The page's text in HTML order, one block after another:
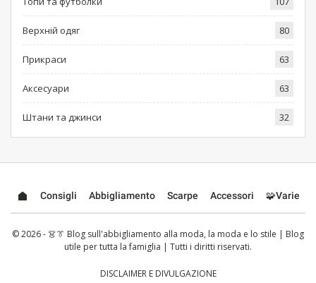
Верхній одяг 80
Прикраси 63
Аксесуари 63
Штани та джинси 32
Consigli Abbigliamento Scarpe Accessori 🧩Varie
© 2026 - 👗👔 Blog sull'abbigliamento alla moda, la moda e lo stile | Blog
utile per tutta la famiglia | Tutti i diritti riservati.
DISCLAIMER E DIVULGAZIONE